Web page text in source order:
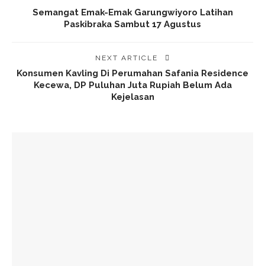
Semangat Emak-Emak Garungwiyoro Latihan
Paskibraka Sambut 17 Agustus
NEXT ARTICLE
Konsumen Kavling Di Perumahan Safania Residence
Kecewa, DP Puluhan Juta Rupiah Belum Ada
Kejelasan